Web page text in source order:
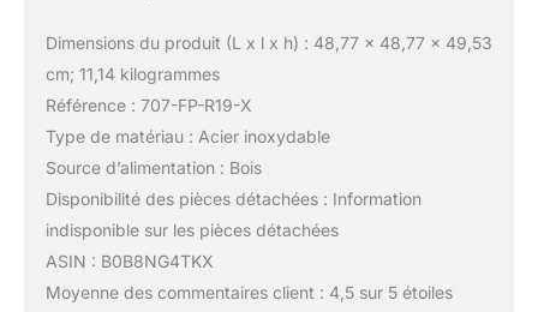
Dimensions du produit (L x l x h) : 48,77 x 48,77 x 49,53
cm; 11,14 kilogrammes
Référence : 707-FP-R19-X
Type de matériau : Acier inoxydable
Source d’alimentation : Bois
Disponibilité des pièces détachées : Information
indisponible sur les pièces détachées
ASIN : B0B8NG4TKX
Moyenne des commentaires client : 4,5 sur 5 étoiles